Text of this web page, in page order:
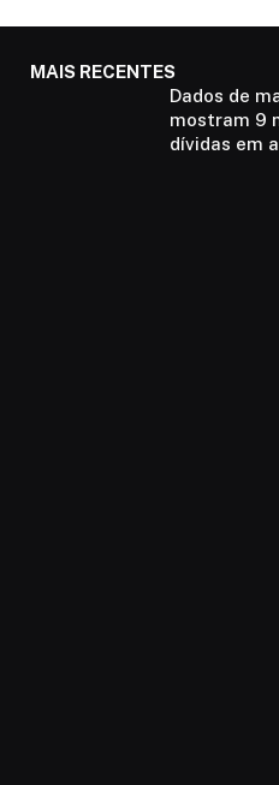
MAIS RECENTES
Dados de
mostram 9
dívidas em